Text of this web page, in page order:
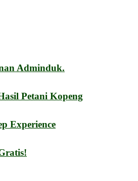
Adminduk.
Petani Kopeng
Experience